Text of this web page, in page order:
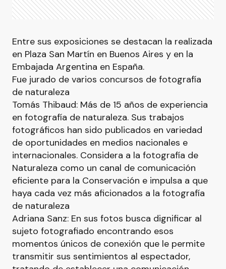
Entre sus exposiciones se destacan la realizada
en Plaza San Martín en Buenos Aires y en la
Embajada Argentina en España.
Fue jurado de varios concursos de fotografía
de naturaleza
Tomás Thibaud: Más de 15 años de experiencia
en fotografía de naturaleza. Sus trabajos
fotográficos han sido publicados en variedad
de oportunidades en medios nacionales e
internacionales. Considera a la fotografía de
Naturaleza como un canal de comunicación
eficiente para la Conservación e impulsa a que
haya cada vez más aficionados a la fotografía
de naturaleza
Adriana Sanz: En sus fotos busca dignificar al
sujeto fotografiado encontrando esos
momentos únicos de conexión que le permite
transmitir sus sentimientos al espectador,